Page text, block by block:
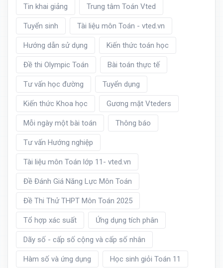
Tin khai giảng Trung tâm Toán Vted
Tuyển sinh Tài liệu môn Toán - vted.vn
Hướng dẫn sử dụng Kiến thức toán học
Đề thi Olympic Toán Bài toán thực tế
Tư vấn học đường Tuyển dụng
Kiến thức Khoa học Gương mặt Vteders
Mỗi ngày một bài toán Thông báo
Tư vấn Hướng nghiệp
Tài liệu môn Toán lớp 11- vted.vn
Đề Đánh Giá Năng Lực Môn Toán
Đề Thi Thử THPT Môn Toán 2025
Tổ hợp xác suất Ứng dụng tích phân
Dãy số - cấp số cộng và cấp số nhân
Hàm số và ứng dụng Học sinh giỏi Toán 11